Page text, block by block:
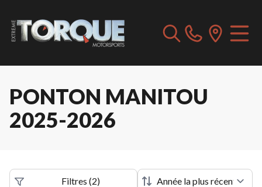
PONTON MANITOU
2025-2026
Filtres (2)